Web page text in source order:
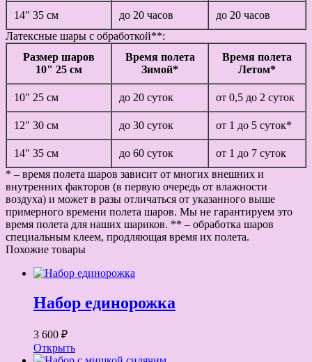
14" 35 см до 20 часов
до 20 часов
Латексные шары с обработкой**:
Размер шаров
10" 25 см
Время полета
Зимой*
Время полета
Летом*
10" 25 см до 20 суток от 0,5 до 2 суток
12" 30 см до 30 суток от 1 до 5 суток*
14" 35 см до 60 суток
от 1 до 7 суток
* – время полета шаров зависит от многих внешних и
внутренних факторов (в первую очередь от влажности
воздуха) и может в разы отличаться от указанного выше
примерного времени полета шаров. Мы не гарантируем это
время полета для наших шариков. ** – обработка шаров
специальным клеем, продляющая время их полета.
Похожие товары
Набор единорожка
3 600 ₽
Открыть